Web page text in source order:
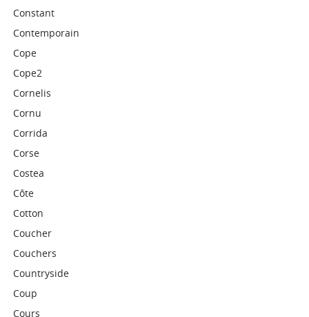
Constant
Contemporain
Cope
Cope2
Cornelis
Cornu
Corrida
Corse
Costea
Côte
Cotton
Coucher
Couchers
Countryside
Coup
Cours